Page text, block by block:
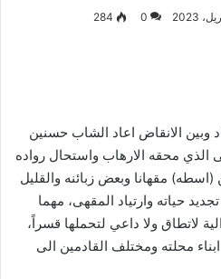
0
284
وبين الانقاض اعاد الشاب حسنين
الذي محقه الارهاب واستحال رواده
مقهانا وبعض زبائنه والقليل
حياته وارتياد المقهى، مهما
لاتطاق ولا داعي لتحملها قسراً،
محلته ومختلف القادمين الى